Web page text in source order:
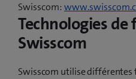
Swisscom:
Technologies
Swisscom
Swisscom utilise